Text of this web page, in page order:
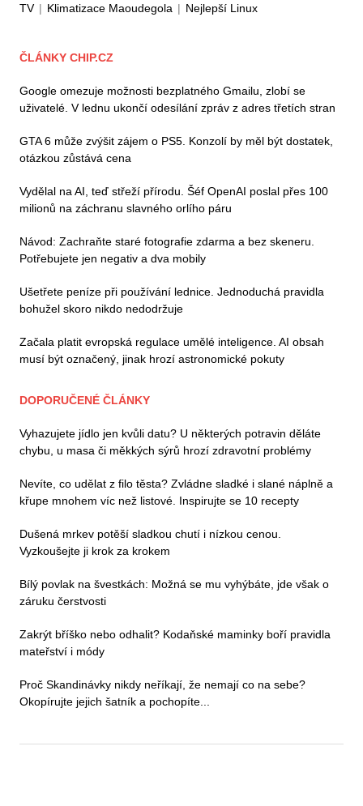
TV | Klimatizace Maoudegola | Nejlepší Linux
ČLÁNKY CHIP.CZ
Google omezuje možnosti bezplatného Gmailu, zlobí se
uživatelé. V lednu ukončí odesílání zpráv z adres třetích stran
GTA 6 může zvýšit zájem o PS5. Konzolí by měl být dostatek,
otázkou zůstává cena
Vydělal na AI, teď střeží přírodu. Šéf OpenAI poslal přes 100
milionů na záchranu slavného orlího páru
Návod: Zachraňte staré fotografie zdarma a bez skeneru.
Potřebujete jen negativ a dva mobily
Ušetřete peníze při používání lednice. Jednoduchá pravidla
bohužel skoro nikdo nedodržuje
Začala platit evropská regulace umělé inteligence. AI obsah
musí být označený, jinak hrozí astronomické pokuty
DOPORUČENÉ ČLÁNKY
Vyhazujete jídlo jen kvůli datu? U některých potravin děláte
chybu, u masa či měkkých sýrů hrozí zdravotní problémy
Nevíte, co udělat z filo těsta? Zvládne sladké i slané náplně a
křupe mnohem víc než listové. Inspirujte se 10 recepty
Dušená mrkev potěší sladkou chutí i nízkou cenou.
Vyzkoušejte ji krok za krokem
Bílý povlak na švestkách: Možná se mu vyhýbáte, jde však o
záruku čerstvosti
Zakrýt bříško nebo odhalit? Kodaňské maminky boří pravidla
mateřství i módy
Proč Skandinávky nikdy neříkají, že nemají co na sebe?
Okopírujte jejich šatník a pochopíte...